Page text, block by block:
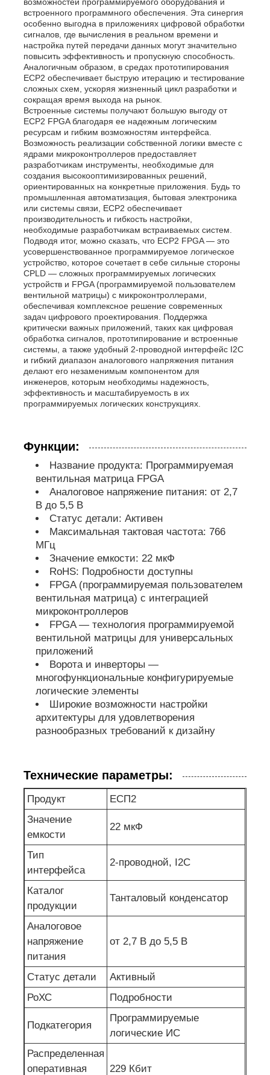
Блок микроконтроллера MCU
Система SOC на чипе
IC MPU
CPLD PLD
Инфракрасный тепловой детектор
Обломок DSP IC
Микросхема памяти ДРАХМЫ
обломок eeprom
PSRAM Chip
Чип SRAM
Микросхема EPROM
UART IC
ADC DAC
Радиочастотные интегральные схемы
Электронные компоненты
Программирование ПЛК
Модуль GPS
Радиочастотный модуль
Полупроводниковое реле
Антенна связи
Разъем
Фил -фишек управления питанием
встроенного программного обеспечения. Эта синергия
особенно выгодна в приложениях цифровой обработки
сигналов, где вычисления в реальном времени и
настройка путей передачи данных могут значительно
повысить эффективность и пропускную способность.
Аналогичным образом, в средах прототипирования
ECP2 обеспечивает быструю итерацию и тестирование
сложных схем, ускоряя жизненный цикл разработки и
сокращая время выхода на рынок.
Встроенные системы получают большую выгоду от
ECP2 FPGA благодаря ее надежным логическим
ресурсам и гибким возможностям интерфейса.
Возможность реализации собственной логики вместе с
ядрами микроконтроллеров предоставляет
разработчикам инструменты, необходимые для
создания высокооптимизированных решений,
ориентированных на конкретные приложения. Будь то
промышленная автоматизация, бытовая электроника
или системы связи, ECP2 обеспечивает
производительность и гибкость настройки,
необходимые разработчикам встраиваемых систем.
Подводя итог, можно сказать, что ECP2 FPGA — это
усовершенствованное программируемое логическое
устройство, которое сочетает в себе сильные стороны
CPLD — сложных программируемых логических
устройств и FPGA (программируемой пользователем
вентильной матрицы) с микроконтроллерами,
обеспечивая комплексное решение современных
задач цифрового проектирования. Поддержка
критически важных приложений, таких как цифровая
обработка сигналов, прототипирование и встроенные
системы, а также удобный 2-проводной интерфейс I2C
и гибкий диапазон аналогового напряжения питания
делают его незаменимым компонентом для
инженеров, которым необходимы надежность,
эффективность и масштабируемость в их
программируемых логических конструкциях.
Функции:
Название продукта: Программируемая
вентильная матрица FPGA
Аналоговое напряжение питания: от 2,7
В до 5,5 В
Статус детали: Активен
Максимальная тактовая частота: 766
МГц
Значение емкости: 22 мкФ
RoHS: Подробности доступны
FPGA (программируемая пользователем
вентильная матрица) с интеграцией
микроконтроллеров
FPGA — технология программируемой
вентильной матрицы для универсальных
приложений
Ворота и инверторы —
многофункциональные конфигурируемые
логические элементы
Широкие возможности настройки
архитектуры для удовлетворения
разнообразных требований к дизайну
Технические параметры:
Продукт
ЕСП2
Значение
емкости
22 мкФ
Тип
интерфейса
2-проводной, I2C
Каталог
продукции
Танталовый конденсатор
Аналоговое
напряжение
питания
от 2,7 В до 5,5 В
Статус детали
Активный
РоХС
Подробности
Подкатегория
Программируемые
логические ИС
Распределенная
оперативная
229 Кбит